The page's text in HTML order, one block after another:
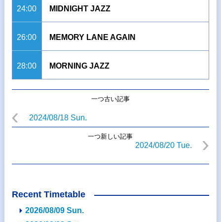
24:00 MIDNIGHT JAZZ
26:00 MEMORY LANE AGAIN
28:00 MORNING JAZZ
一つ古い記事
2024/08/18 Sun.
一つ新しい記事
2024/08/20 Tue.
Recent Timetable
2026/08/09 Sun.